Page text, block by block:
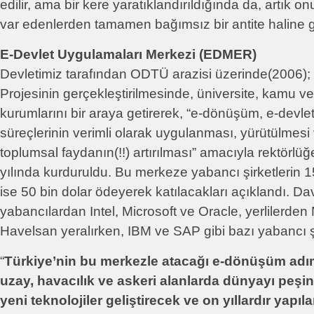
edilir, ama bir kere yaratıklandırıldığında da, artık
var edenlerden tamamen bağımsız bir antite haline
E-Devlet Uygulamaları Merkezi (EDMER)
Devletimiz tarafından ODTÜ arazisi üzerinde(2006);
Projesinin gerçekleştirilmesinde, üniversite, kamu
kurumlarını bir araya getirerek, “e-dönüşüm, e-
süreçlerinin verimli olarak uygulanması,
toplumsal faydanın(!!) artırılması” amacıyla
yılında kurduruldu. Bu merkeze yabancı şirketlerin
ise 50 bin dolar ödeyerek katılacakları açıklandı.
yabancılardan Intel, Microsoft ve Oracle, yerlilerden
Havelsan yeralırken, IBM ve SAP gibi bazı yabancı
“Türkiye’nin bu merkezle atacağı e-dönüşüm
uzay, havacılık ve askeri alanlarda dünyayı
yeni teknolojiler geliştirecek ve on yıllardır